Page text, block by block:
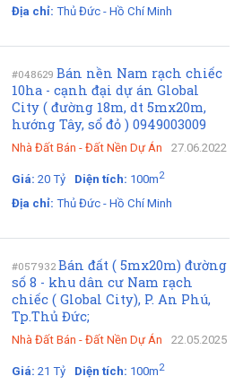
Địa chỉ: Thủ Đức - Hồ Chí Minh
#048629 Bán nền Nam rạch chiếc
10ha - cạnh đại dự án Global
City ( đường 18m, dt 5mx20m,
hướng Tây, sổ đỏ ) 0949003009
Nhà Đất Bán - Đất Nền Dự Án 27.06.2022
Giá: 20 Tỷ Diện tích: 100m2
Địa chỉ: Thủ Đức - Hồ Chí Minh
#057932 Bán đất ( 5mx20m) đường
số 8 - khu dân cư Nam rạch
chiếc ( Global City), P. An Phú,
Tp.Thủ Đức;
Nhà Đất Bán - Đất Nền Dự Án 22.05.2025
Giá: 21 Tỷ Diện tích: 100m2